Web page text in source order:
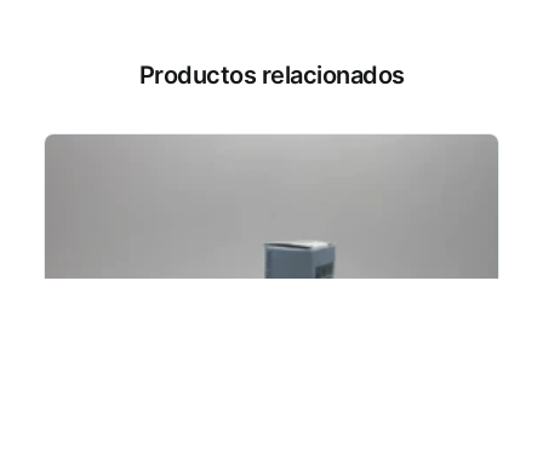
Productos relacionados